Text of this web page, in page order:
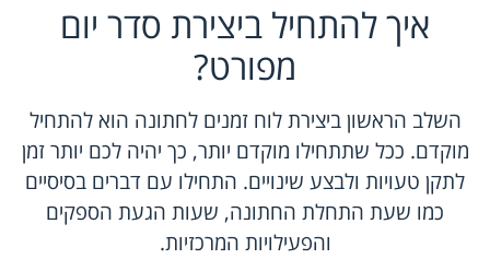
איך להתחיל ביצירת סדר יום
מפורט?
השלב הראשון ביצירת לוח זמנים לחתונה הוא להתחיל
מוקדם. ככל שתתחילו מוקדם יותר, כך יהיה לכם יותר זמן
לתקן טעויות ולבצע שינויים. התחילו עם דברים בסיסיים
כמו שעת התחלת החתונה, שעות הגעת הספקים
והפעילויות המרכזיות.